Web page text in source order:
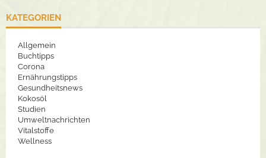
KATEGORIEN
Allgemein
Buchtipps
Corona
Ernährungstipps
Gesundheitsnews
Kokosöl
Studien
Umweltnachrichten
Vitalstoffe
Wellness